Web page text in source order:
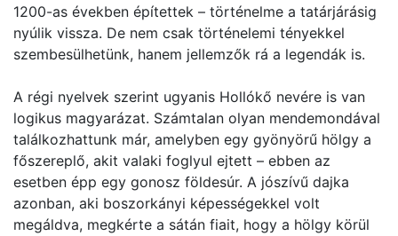
1200-as években építettek – történelme a tatárjárásig
nyúlik vissza. De nem csak történelemi tényekkel
szembesülhetünk, hanem jellemzők rá a legendák is.
A régi nyelvek szerint ugyanis Hollókő nevére is van
logikus magyarázat. Számtalan olyan mendemondával
találkozhattunk már, amelyben egy gyönyörű hölgy a
főszereplő, akit valaki foglyul ejtett – ebben az
esetben épp egy gonosz földesúr. A jószívű dajka
azonban, aki boszorkányi képességekkel volt
megáldva, megkérte a sátán fiait, hogy a hölgy körül